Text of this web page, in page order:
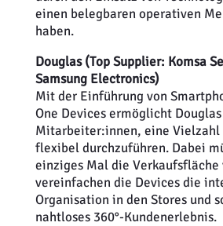
einen belegbaren operativen
haben.
Douglas (Top Supplier: Komsa
Samsung Electronics)
Mit der Einführung von
One Devices ermöglicht
Mitarbeiter:innen, eine Vielzahl
flexibel durchzuführen. Dabei
einziges Mal die Verkaufsfläche
vereinfachen die Devices die
Organisation in den Stores und
nahtloses 360°-Kundenerlebnis.